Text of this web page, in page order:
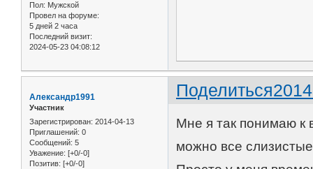
Пол: Мужской
Провел на форуме:
5 дней 2 часа
Последний визит:
2024-05-23 04:08:12
Поделиться
Александр1991
Участник
Зарегистрирован: 2014-04-13
Приглашений: 0
Сообщений: 5
Уважение: [+0/-0]
Позитив: [+0/-0]
Мне я так понимаю к
можно все